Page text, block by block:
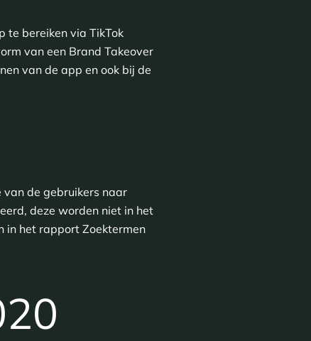
te bereiken via TikTok
van een Brand Takeover
van de app en ook bij de
de gebruikers naar
deze worden niet in het
in het rapport Zoektermen